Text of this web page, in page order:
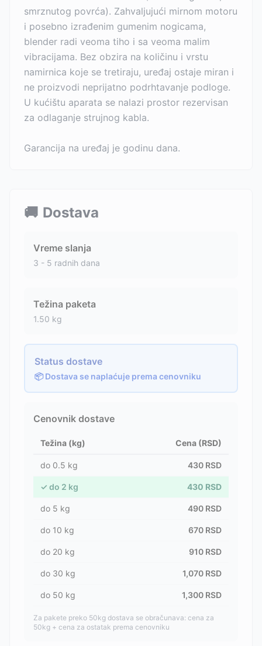
smrznutog povrća). Zahvaljujući mirnom motoru
i posebno izrađenim gumenim nogicama,
blender radi veoma tiho i sa veoma malim
vibracijama. Bez obzira na količinu i vrstu
namirnica koje se tretiraju, uređaj ostaje miran i
ne proizvodi neprijatno podrhtavanje podloge.
U kućištu aparata se nalazi prostor rezervisan
za odlaganje strujnog kabla.
Garancija na uređaj je godinu dana.
🚚 Dostava
Vreme slanja
3 - 5 radnih dana
Težina paketa
1.50 kg
Status dostave
📦 Dostava se naplaćuje prema cenovniku
Cenovnik dostave
Težina (kg) Cena (RSD)
do 0.5 kg 430 RSD
✓ do 2 kg 430 RSD
do 5 kg 490 RSD
do 10 kg 670 RSD
do 20 kg 910 RSD
do 30 kg 1,070 RSD
do 50 kg 1,300 RSD
Za pakete preko 50kg dostava se obračunava: cena za
50kg + cena za ostatak prema cenovniku